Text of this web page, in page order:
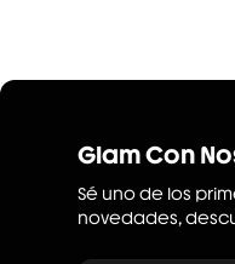
Glam Con
Sé uno de los
novedades,